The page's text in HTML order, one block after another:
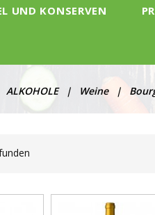
UND KONSERVEN
ALKOHOLE Weine